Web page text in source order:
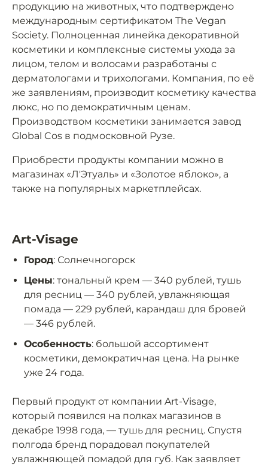
продукцию на животных, что подтверждено
международным сертификатом The Vegan
Society. Полноценная линейка декоративной
косметики и комплексные системы ухода за
лицом, телом и волосами разработаны с
дерматологами и трихологами. Компания, по её
же заявлениям, производит косметику качества
люкс, но по демократичным ценам.
Производством косметики занимается завод
Global Cos в подмосковной Рузе.
Приобрести продукты компании можно в
магазинах «Л'Этуаль» и «Золотое яблоко», а
также на популярных маркетплейсах.
Art-Visage
Город: Солнечногорск
Цены: тональный крем — 340 рублей, тушь
для ресниц — 340 рублей, увлажняющая
помада — 229 рублей, карандаш для бровей
— 346 рублей.
Особенность: большой ассортимент
косметики, демократичная цена. На рынке
уже 24 года.
Первый продукт от компании Art-Visage,
который появился на полках магазинов в
декабре 1998 года, — тушь для ресниц. Спустя
полгода бренд порадовал покупателей
увлажняющей помадой для губ. Как заявляет